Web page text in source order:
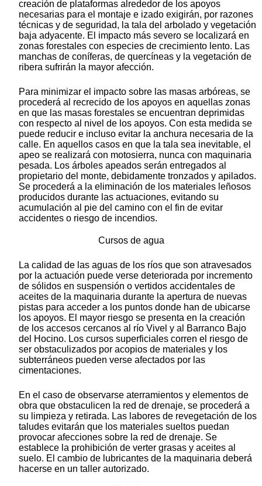
creación de plataformas alrededor de los apoyos
necesarias para el montaje e izado exigirán, por razones
técnicas y de seguridad, la tala del arbolado y vegetación
baja adyacente. El impacto más severo se localizará en
zonas forestales con especies de crecimiento lento. Las
manchas de coníferas, de quercíneas y la vegetación de
ribera sufrirán la mayor afección.
Para minimizar el impacto sobre las masas arbóreas, se
procederá al recrecido de los apoyos en aquellas zonas
en que las masas forestales se encuentran deprimidas
con respecto al nivel de los apoyos. Con esta medida se
puede reducir e incluso evitar la anchura necesaria de la
calle. En aquellos casos en que la tala sea inevitable, el
apeo se realizará con motosierra, nunca con maquinaria
pesada. Los árboles apeados serán entregados al
propietario del monte, debidamente tronzados y apilados.
Se procederá a la eliminación de los materiales leñosos
producidos durante las actuaciones, evitando su
acumulación al pie del camino con el fin de evitar
accidentes o riesgo de incendios.
Cursos de agua
La calidad de las aguas de los ríos que son atravesados
por la actuación puede verse deteriorada por incremento
de sólidos en suspensión o vertidos accidentales de
aceites de la maquinaria durante la apertura de nuevas
pistas para acceder a los puntos donde han de ubicarse
los apoyos. El mayor riesgo se presenta en la creación
de los accesos cercanos al río Vivel y al Barranco Bajo
del Hocino. Los cursos superficiales corren el riesgo de
ser obstaculizados por acopios de materiales y los
subterráneos pueden verse afectados por las
cimentaciones.
En el caso de observarse aterramientos y elementos de
obra que obstaculicen la red de drenaje, se procederá a
su limpieza y retirada. Las labores de revegetación de los
taludes evitarán que los materiales sueltos puedan
provocar afecciones sobre la red de drenaje. Se
establece la prohibición de verter grasas y aceites al
suelo. El cambio de lubricantes de la maquinaria deberá
hacerse en un taller autorizado.